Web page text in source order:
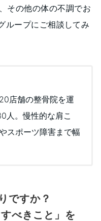
その他の体の不調でお
ループにご相談してみ
店舗の整骨院を運
人。慢性的な肩こ
スポーツ障害まで幅
ですか？
べきこと」を